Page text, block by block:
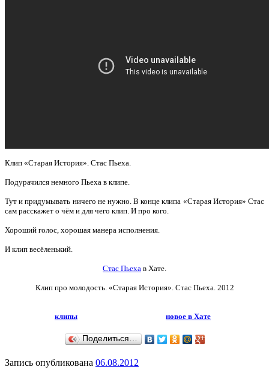
Клип «Старая История». Стас Пьеха.
Подурачился немного Пьеха в клипе.
Тут и придумывать ничего не нужно. В конце клипа «Старая История» Стас
сам расскажет о чём и для чего клип. И про кого.
Хороший голос, хорошая манера исполнения.
И клип весёленький.
Стас Пьеха в Хате.
Клип про молодость. «Старая История».Стас Пьеха. 2012
клипы новое в Хате
Поделиться…
Запись опубликована 06.08.2012